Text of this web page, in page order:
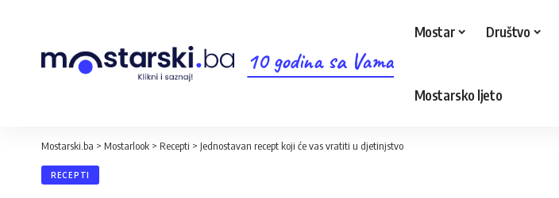
10 godina sa Vama
Mostar Društvo
Mostarsko ljeto
Mostarski.ba > Mostarlook > Recepti > Jednostavan recept koji će vas vratiti u djetinjstvo
RECEPTI